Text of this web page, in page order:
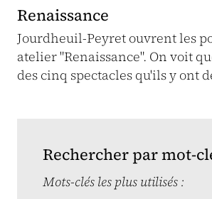
Renaissance
Jourdheuil-Peyret ouvrent les
atelier "Renaissance". On voit
des cinq spectacles qu'ils y ont
Rechercher par mot-
Mots-clés les plus utilisés :